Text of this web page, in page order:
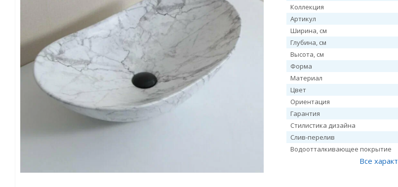
Коллекция
Артикул
Ширина, см
Глубина, см
Высота, см
Форма
Материал
Цвет
Ориентация
Гарантия
Стилистика дизайна
Слив-перелив
Водоотталкивающее покрытие
Все